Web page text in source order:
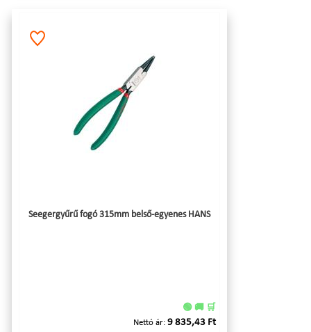
Seegergyűrű fogó 315mm belső-egyenes HANS
🟢 🚚 🛒
Nettó ár: 9 835,43 Ft